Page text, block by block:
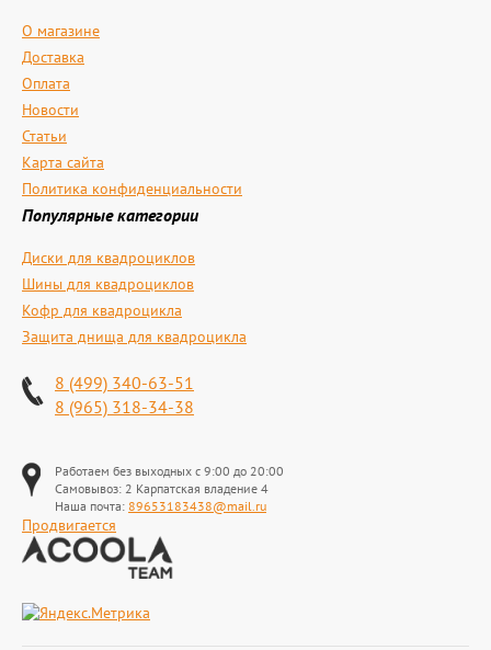
О магазине
Доставка
Оплата
Новости
Статьи
Карта сайта
Политика конфиденциальности
Популярные категории
Диски для квадроциклов
Шины для квадроциклов
Кофр для квадроцикла
Защита днища для квадроцикла
8 (499) 340-63-51
8 (965) 318-34-38
Работаем без выходных с 9:00 до 20:00
Самовывоз: 2 Карпатская владение 4
Наша почта: 89653183438@mail.ru
Продвигается